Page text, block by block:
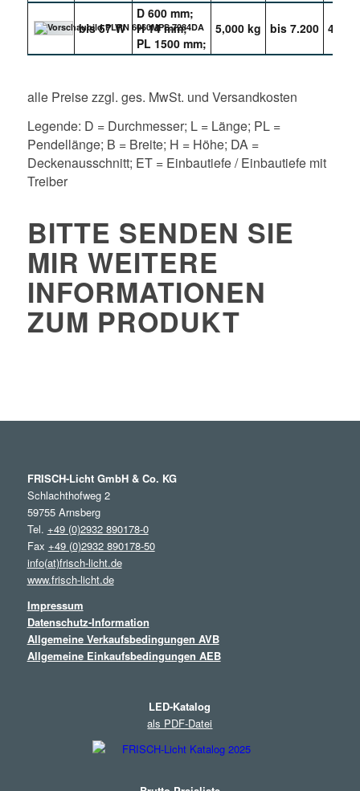
bis 57 W
D 600 mm;
H 14 mm;
PL 1500 mm;
5,000 kg bis 7.200 4000
alle Preise zzgl. ges. MwSt. und Versandkosten
Legende: D = Durchmesser; L = Länge; PL =
Pendellänge; B = Breite; H = Höhe; DA =
Deckenausschnitt; ET = Einbautiefe / Einbautiefe mit
Treiber
BITTE SENDEN SIE
MIR WEITERE
INFORMATIONEN
ZUM PRODUKT
FRISCH-Licht GmbH & Co. KG
Schlachthofweg 2
59755 Arnsberg
Tel. +49 (0)2932 890178-0
Fax +49 (0)2932 890178-50
info(at)frisch-licht.de
www.frisch-licht.de
Impressum
Datenschutz-Information
Allgemeine Verkaufsbedingungen AVB
Allgemeine Einkaufsbedingungen AEB
LED-Katalog
als PDF-Datei